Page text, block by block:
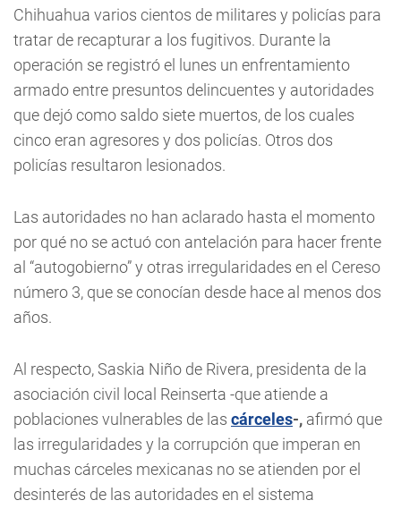
Chihuahua varios cientos de militares y policías para
tratar de recapturar a los fugitivos. Durante la
operación se registró el lunes un enfrentamiento
armado entre presuntos delincuentes y autoridades
que dejó como saldo siete muertos, de los cuales
cinco eran agresores y dos policías. Otros dos
policías resultaron lesionados.
Las autoridades no han aclarado hasta el momento
por qué no se actuó con antelación para hacer frente
al “autogobierno” y otras irregularidades en el Cereso
número 3, que se conocían desde hace al menos dos
años.
Al respecto, Saskia Niño de Rivera, presidenta de la
asociación civil local Reinserta -que atiende a
poblaciones vulnerables de las cárceles-, afirmó que
las irregularidades y la corrupción que imperan en
muchas cárceles mexicanas no se atienden por el
desinterés de las autoridades en el sistema